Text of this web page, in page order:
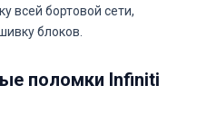
всей бортовой сети,
блоков.
поломки Infiniti